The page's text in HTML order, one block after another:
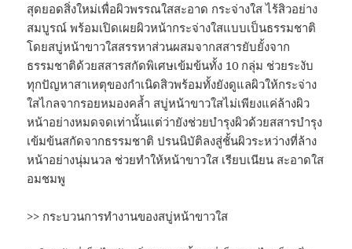
สุดยอดสิ่งใหม่เพื่อผิวพรรณใสสะอาด กระจ่างใส ไร้สิวอย่าง
สมบูรณ์ พร้อมเปิดเผยผิวหน้ากระจ่างใสแบบเป็นธรรมชาติ
โดยสบู่หน้าขาวใสสรรหาส่วนผสมจากสสารยับยั้งจาก
ธรรมชาติด้วยสสารสกัดพิเศษเข้มข้นทั้ง 10 กลุ่ม ช่วยระงับ
ทุกปัญหาสาเหตุของกำเนิดสิวพร้อมทั้งยังดูแลผิวให้กระจ่าง
ใสไกลจากรอยหมองคล้ำ สบู่หน้าขาวใสไม่เพียงแค่ล้างผิว
หน้าอย่างหมดจดเท่านั้นแต่ว่ายังช่วยบำรุงผิวด้วยสสารบำรุง
เข้มข้นสกัดจากธรรมชาติ ปรนนิบัติลงสู่ชั้นผิวระหว่างที่ล้าง
หน้าอย่างนุ่มนวล ช่วยทำให้หน้าขาวใส เรียบเนียน สะอาดใส
อมชมพู
>> กระบวนการทำงานของสบู่หน้าขาวใส